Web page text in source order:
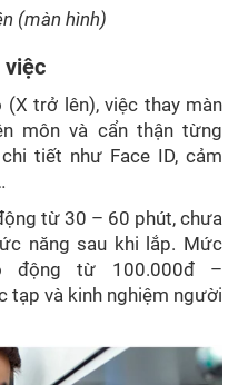
(màn hình)
việc
trở lên), việc thay màn
môn và cẩn thận từng
tiết như Face ID, cảm
từ 30 – 60 phút, chưa
năng sau khi lắp. Mức
động từ 100.000đ –
tạp và kinh nghiệm người